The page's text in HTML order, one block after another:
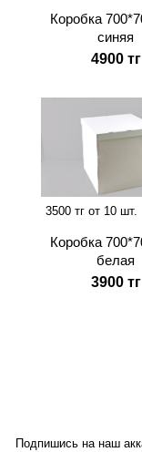
Коробка
синяя
4900 тг
3500 тг от 10 шт.
Коробка
белая
3900 тг
Подпишись на наш